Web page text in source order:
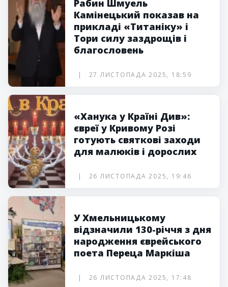
Рабин Шмуель
Камінецький показав на
прикладі «Титаніку» і
Тори силу заздрощів і
благословень
27 ЛИСТОПАДА 2025, 18:59
«Ханука у Країні Див»:
євреї у Кривому Розі
готують святкові заходи
для малюків і дорослих
26 ЛИСТОПАДА 2025, 19:46
У Хмельницькому
відзначили 130-річчя з дня
народження єврейського
поета Переца Маркіша
26 ЛИСТОПАДА 2025, 17:48